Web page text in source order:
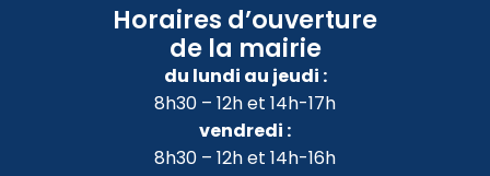
Horaires d’ouverture
de la mairie
du lundi au jeudi :
8h30 – 12h et 14h-17h
vendredi :
8h30 – 12h et 14h-16h